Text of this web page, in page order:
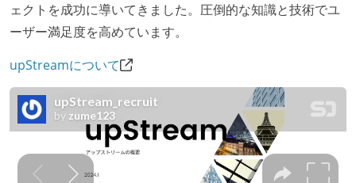
ェクトを成功に導いてきました。圧倒的な知識と技術でユ
ーザー満足度を高めています。
upStreamについて